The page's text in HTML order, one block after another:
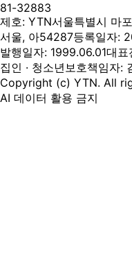
81-32883
제호: YTN서울특별시 마
서울, 아54287등록일자:
발행일자: 1999.06.01대
집인 · 청소년보호책임자:
Copyright (c) YTN. All
AI 데이터 활용 금지